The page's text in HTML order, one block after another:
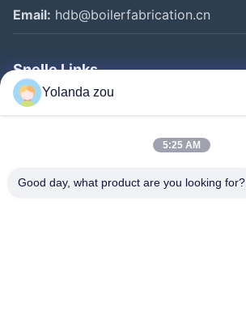
Email: hdb@boilerfabrication.cn
Snelle Links
Huis
Fabrieksreis
Yolanda zou
5:25 AM
Good day, what product are you looking for?